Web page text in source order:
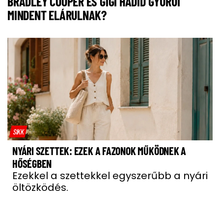
MINDENT ELÁRULNAK?
SIKK
NYÁRI SZETTEK: EZEK A FAZONOK MŰKÖDNEK A
HŐSÉGBEN
Ezekkel a szettekkel egyszerűbb a nyári
öltözködés.